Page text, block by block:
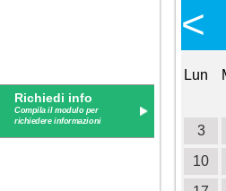
Richiedi info
Compila il modulo per
richiedere informazioni
1
2
<
Lun
3
10